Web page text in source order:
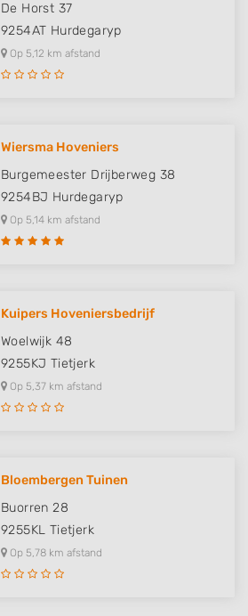
De Horst 37
9254AT Hurdegaryp
Op 5,12 km afstand
Wiersma Hoveniers
Burgemeester Drijberweg 38
9254BJ Hurdegaryp
Op 5,14 km afstand
Kuipers Hoveniersbedrijf
Woelwijk 48
9255KJ Tietjerk
Op 5,37 km afstand
Bloembergen Tuinen
Buorren 28
9255KL Tietjerk
Op 5,78 km afstand